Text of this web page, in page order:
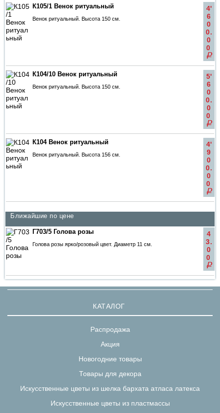
К105/1 Венок ритуальный
Венок ритуальный. Высота 150 см.
4'
6
0
0.
0
0
q
К104/10 Венок ритуальный
Венок ритуальный. Высота 150 см.
5'
6
0
0.
0
0
q
К104 Венок ритуальный
Венок ритуальный. Высота 156 см.
4'
9
0
0.
0
0
q
Ближайшие по цене
Г703/5 Голова розы
Голова розы ярко/розовый цвет. Диаметр 11 см.
4
3.
0
0
q
КАТАЛОГ
Распродажа
Акция
Новогодние товары
Товары для декора
Искусственные цветы из шелка бархата атласа латекса
Искусственные цветы из пластмассы